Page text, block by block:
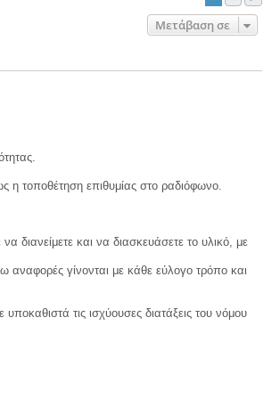
Μετάβαση σε
η τοποθέτηση επιθυμίας στο ραδιόφωνο.
και να διασκευάσετε το υλικό, με
αναφορές γίνονται με κάθε εύλογο τρόπο και
τις ισχύουσες διατάξεις του νόμου